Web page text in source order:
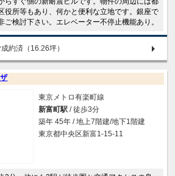
役所等もあり、何かと便利な立地です。銀座で
ご検討下さい。エレベーター不停止機能あり。
約済（16.26坪）
東京メトロ有楽町線
新富町駅 / 徒歩3分
築年 45年 / 地上7階建/地下1階建
東京都中央区新富1-15-11